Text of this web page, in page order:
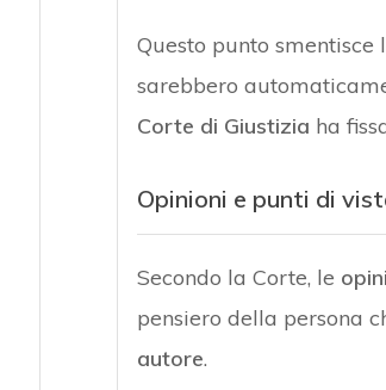
Questo punto smentisce
sarebbero
Corte di Giustizia ha
Opinioni e punti di
Secondo la Corte, le
pensiero della persona
autore.